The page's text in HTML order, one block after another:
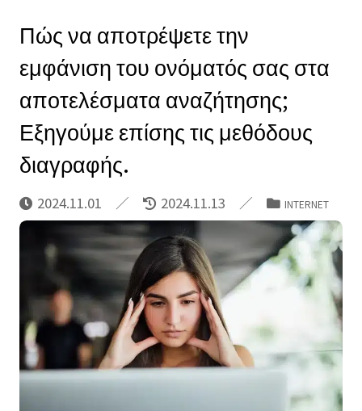
Πώς να αποτρέψετε την
εμφάνιση του ονόματός σας στα
αποτελέσματα αναζήτησης;
Εξηγούμε επίσης τις μεθόδους
διαγραφής.
2024.11.01 2024.11.13 INTERNET